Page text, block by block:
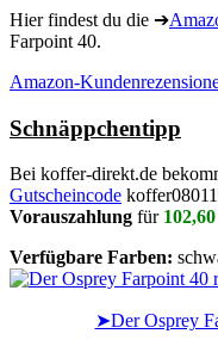
Hier findest du die ➔
Farpoint 40.
Amazon-
Schnäppchentipp
Bei koffer-direkt.de
Gutscheincode
Vorauszahlung für
Verfügbare Farben:
➤Der Osprey